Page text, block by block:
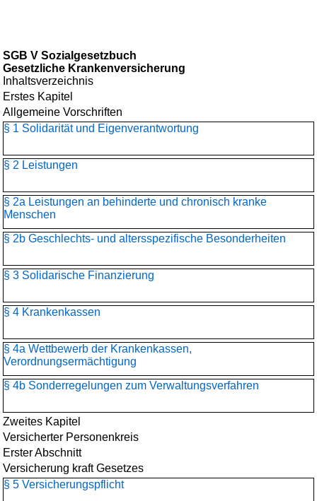
SGB V Sozialgesetzbuch
Gesetzliche Krankenversicherung
Inhaltsverzeichnis
Erstes Kapitel
Allgemeine Vorschriften
§ 1 Solidarität und Eigenverantwortung
§ 2 Leistungen
§ 2a Leistungen an behinderte und chronisch kranke
Menschen
§ 2b Geschlechts- und altersspezifische Besonderheiten
§ 3 Solidarische Finanzierung
§ 4 Krankenkassen
§ 4a Wettbewerb der Krankenkassen,
Verordnungsermächtigung
§ 4b Sonderregelungen zum Verwaltungsverfahren
Zweites Kapitel
Versicherter Personenkreis
Erster Abschnitt
Versicherung kraft Gesetzes
§ 5 Versicherungspflicht